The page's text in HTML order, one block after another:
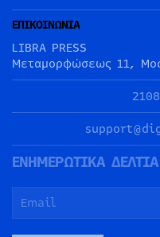
ΕΠΙΚΟΙΝΩΝΙΑ
LIBRA PRESS
Μεταμορφώσεως 11,
ΕΝΗΜΕΡΩΤΙΚΑ ΔΕΛΤΙΑ